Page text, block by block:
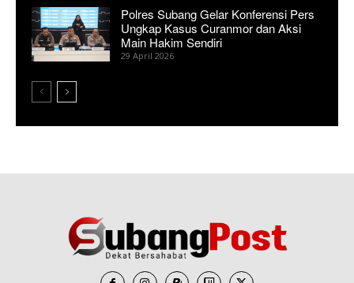
Polres Subang Gelar Konferensi Pers
Ungkap Kasus Curanmor dan Aksi
Main Hakim Sendiri
29 April 2026